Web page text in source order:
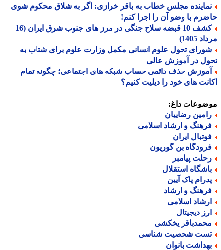
مجلس خطاب به باقر خرازی: اگر به شلاق محکوم شوی
با وضو آن را اجرا کنم!
کشف 10 قبضه سلاح جنگی در مرز های جنوب شرق ایران (16
1405)
تحول علوم انسانی مکمل وزارت علوم برای شتاب به
در آموزش عالی
حذف دائمی حساب شبکه های اجتماعی؛ چگونه تمام
های خود را دیلیت کنیم؟
داغ:
رضاییان
و ارشاد اسلامی
ایران
بن گوریون
پیامبر
استقلال
پاک آیین
و ارشاد
اسلامی
دیجیتال
یخکشی
شخصیت شناسی
بانوان